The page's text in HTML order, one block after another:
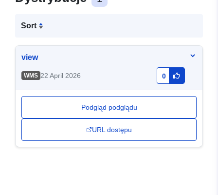
Sort
view
WMS 22 April 2026 0
Podgląd podglądu
URL dostępu